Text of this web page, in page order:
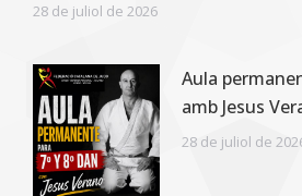
28 de juliol de 2026
Aula
amb Jesus
28 de juliol de